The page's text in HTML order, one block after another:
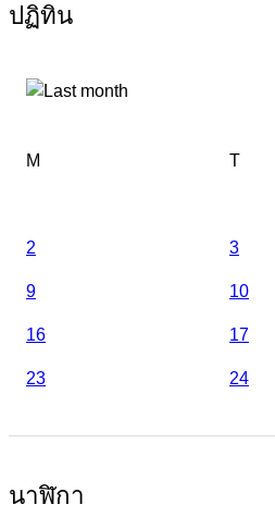
ปฏิทิน
M T
2 3
9 10
16 17
23 24
นาฬิกา